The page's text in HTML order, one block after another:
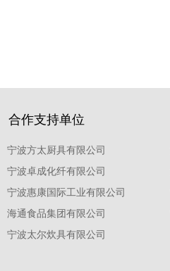
合作支持单位
宁波方太厨具有限公司
宁波卓成化纤有限公司
宁波惠康国际工业有限公司
海通食品集团有限公司
宁波太尔炊具有限公司